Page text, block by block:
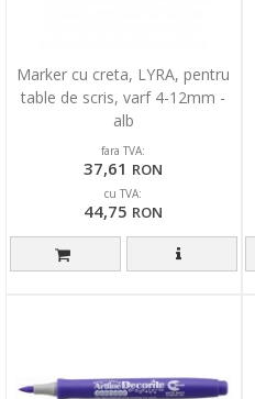
Marker cu creta, LYRA, pentru
table de scris, varf 4-12mm -
alb
fara TVA:
37,61 RON
cu TVA:
44,75 RON